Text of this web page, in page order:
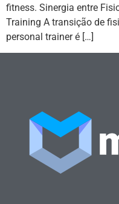
fitness. Sinergia entre
Training A transição de
personal trainer é […]